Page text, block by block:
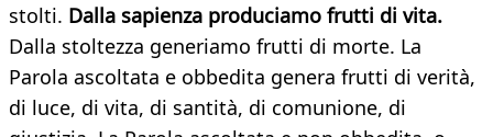
stolti. Dalla sapienza produciamo frutti di vita.
Dalla stoltezza generiamo frutti di morte. La
Parola ascoltata e obbedita genera frutti di verità,
di luce, di vita, di santità, di comunione, di